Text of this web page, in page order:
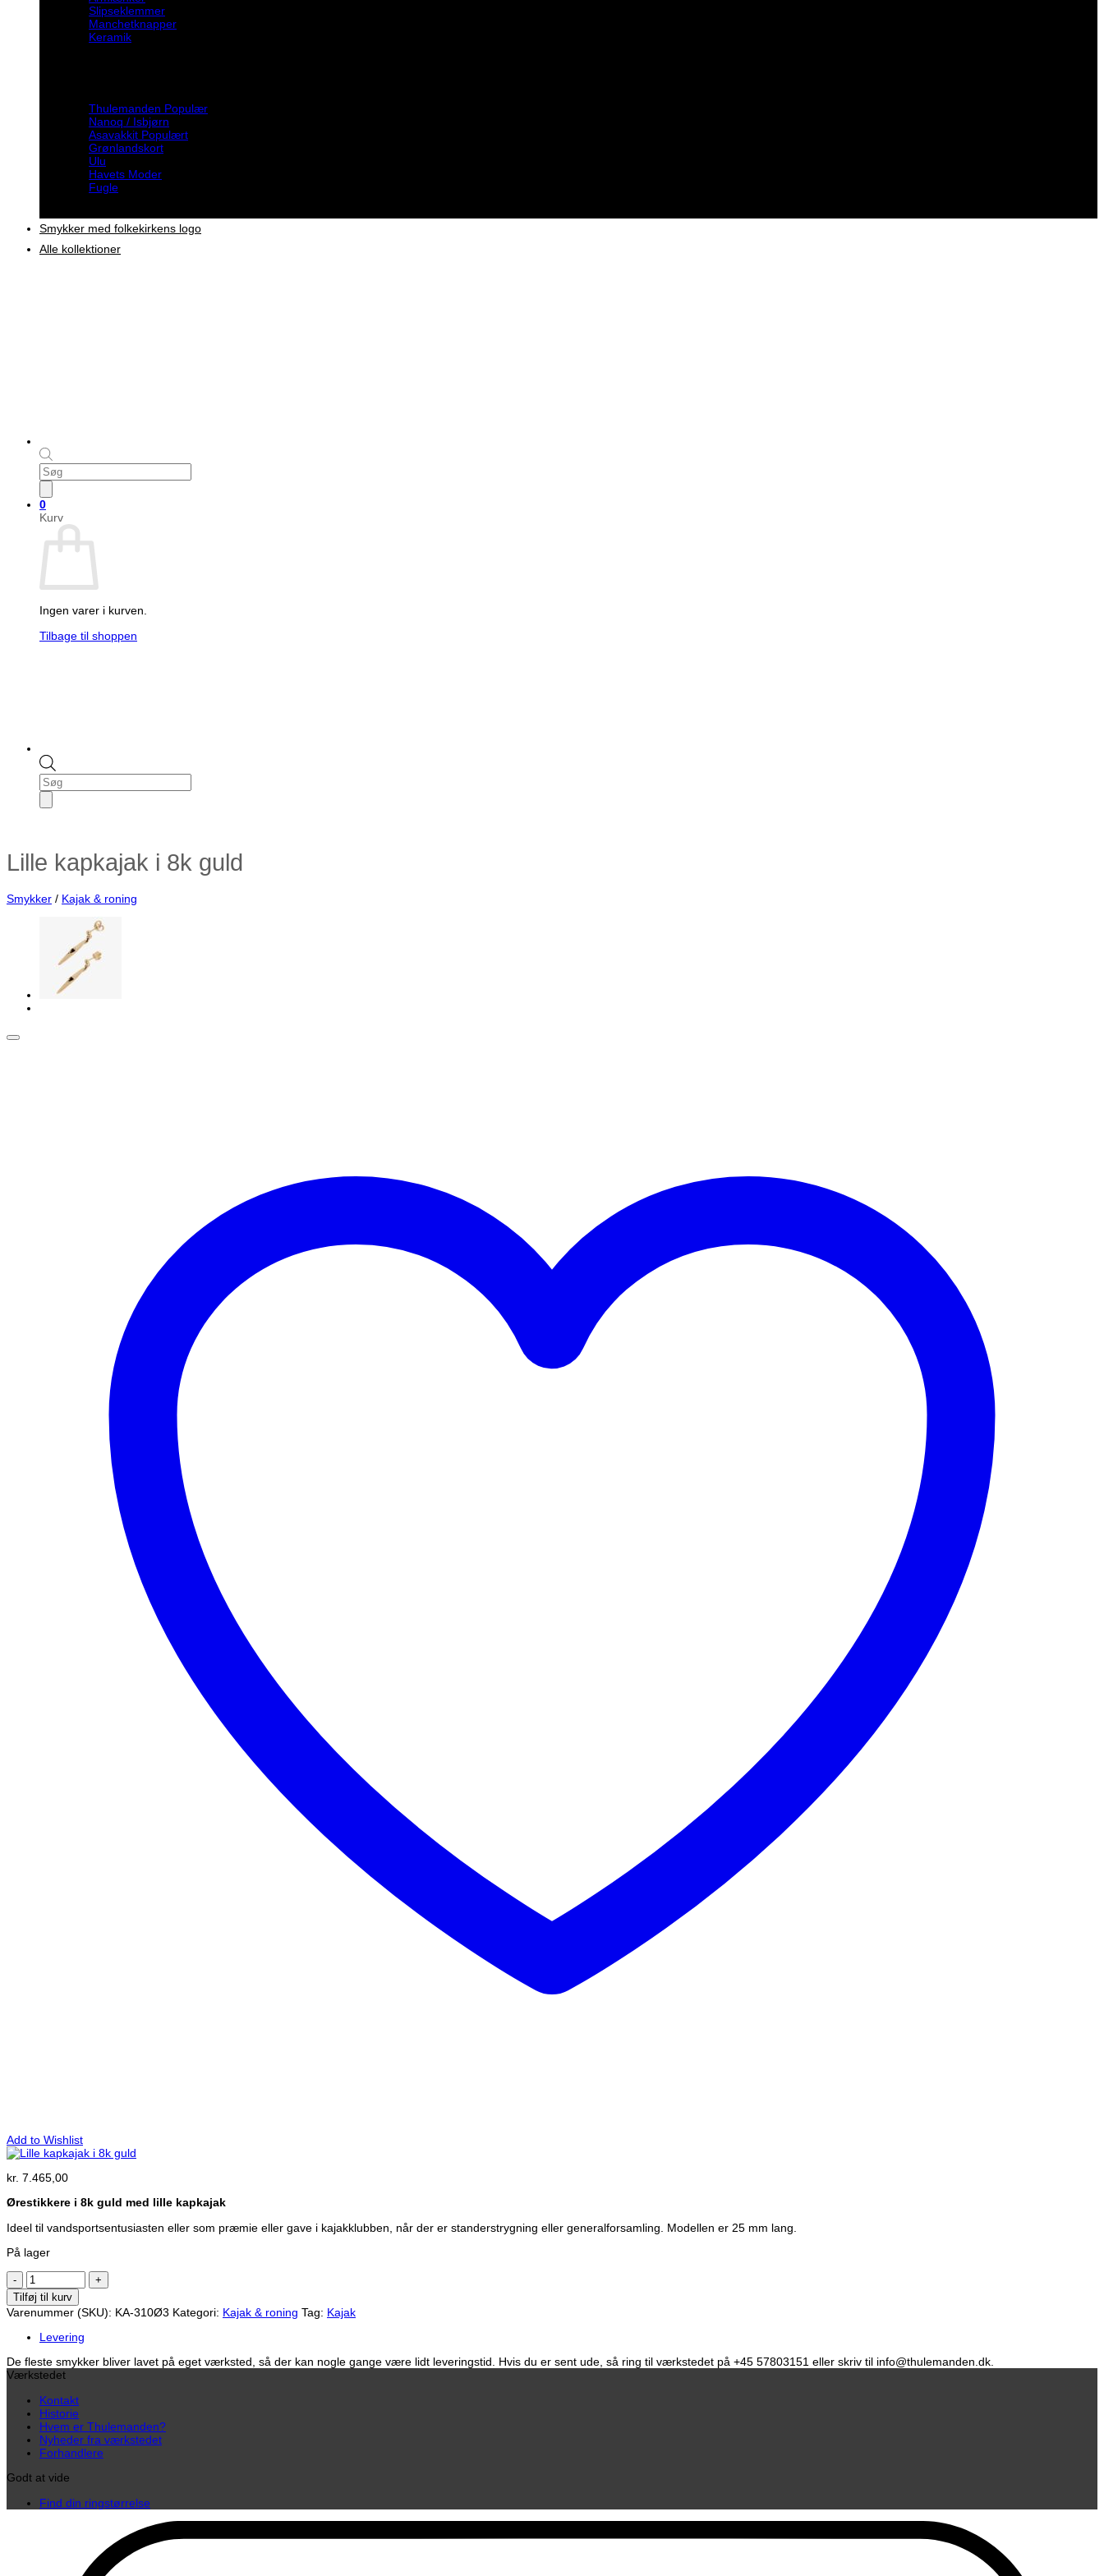
Products
search
0
Kurv
Ingen varer i kurven.
Tilbage til shoppen
Slipseklemmer
Manchetknapper
Keramik
Thulemanden
Nanoq / Isbjørn
Asavakkit
Grønlandskort
Ulu
Havets Moder
Fugle
Smykker med folkekirkens logo
Alle kollektioner
Products
search
Lille kapkajak i 8k guld
Smykker / Kajak & roning
Add to Wishlist
kr. 7.465,00
Ørestikkere i 8k guld med lille kapkajak
Ideel til vandsportsentusiasten eller som præmie eller gave i kajakklubben, når der er standerstrygning eller generalforsamling. Modellen er 25 mm lang.
På lager
Lille
kapkajak
i
8k
antal
Tilføj til kurv
Varenummer (SKU): KA-310Ø3 Kategori: Kajak & roning Tag: Kajak
Levering
De fleste smykker bliver lavet på eget værksted, så der kan nogle gange være lidt leveringstid. Hvis du er sent ude, så ring til værkstedet på +45 57803151 eller skriv til info@thulemanden.dk.
Værkstedet
Kontakt
Historie
Hvem er Thulemanden?
Nyheder fra værkstedet
Forhandlere
Godt at vide
Find din ringstørrelse